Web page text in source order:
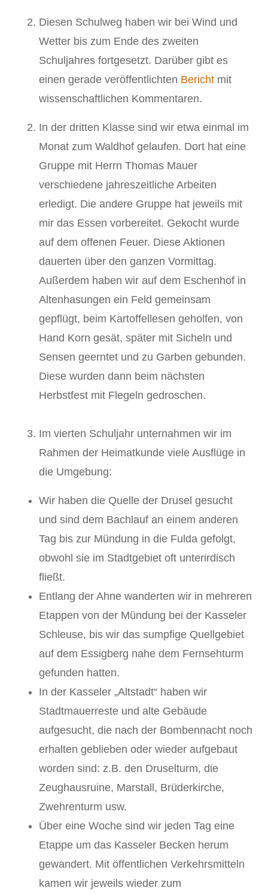
Diesen Schulweg haben wir bei Wind und
Wetter bis zum Ende des zweiten
Schuljahres fortgesetzt. Darüber gibt es
einen gerade veröffentlichten Bericht mit
wissenschaftlichen Kommentaren.
In der dritten Klasse sind wir etwa einmal im
Monat zum Waldhof gelaufen. Dort hat eine
Gruppe mit Herrn Thomas Mauer
verschiedene jahreszeitliche Arbeiten
erledigt. Die andere Gruppe hat jeweils mit
mir das Essen vorbereitet. Gekocht wurde
auf dem offenen Feuer. Diese Aktionen
dauerten über den ganzen Vormittag.
Außerdem haben wir auf dem Eschenhof in
Altenhasungen ein Feld gemeinsam
gepflügt, beim Kartoffellesen geholfen, von
Hand Korn gesät, später mit Sicheln und
Sensen geerntet und zu Garben gebunden.
Diese wurden dann beim nächsten
Herbstfest mit Flegeln gedroschen.
Im vierten Schuljahr unternahmen wir im
Rahmen der Heimatkunde viele Ausflüge in
die Umgebung:
Wir haben die Quelle der Drusel gesucht
und sind dem Bachlauf an einem anderen
Tag bis zur Mündung in die Fulda gefolgt,
obwohl sie im Stadtgebiet oft unterirdisch
fließt.
Entlang der Ahne wanderten wir in mehreren
Etappen von der Mündung bei der Kasseler
Schleuse, bis wir das sumpfige Quellgebiet
auf dem Essigberg nahe dem Fernsehturm
gefunden hatten.
In der Kasseler „Altstadt“ haben wir
Stadtmauerreste und alte Gebäude
aufgesucht, die nach der Bombennacht noch
erhalten geblieben oder wieder aufgebaut
worden sind: z.B. den Druselturm, die
Zeughausruine, Marstall, Brüderkirche,
Zwehrenturm usw.
Über eine Woche sind wir jeden Tag eine
Etappe um das Kasseler Becken herum
gewandert. Mit öffentlichen Verkehrsmitteln
kamen wir jeweils wieder zum